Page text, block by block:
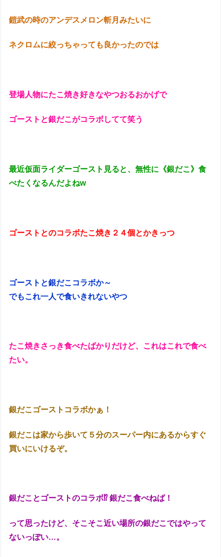
鎧武の時のアンデスメロン斬月みたいに
ネクロムに絞っちゃっても良かったのでは
登場人物にたこ焼き好きなやつおるおかげで
ゴーストと銀だこがコラボしてて笑う
最近仮面ライダーゴースト見ると、無性に《銀だこ》食
べたくなるんだよねw
ゴーストとのコラボたこ焼き２４個とかきっつ
ゴーストと銀だこコラボか～
でもこれ一人で食いきれないやつ
たこ焼きさっき食べたばかりだけど、これはこれで食べ
たい。
銀だこゴーストコラボかぁ！
銀だこは家から歩いて５分のスーパー内にあるからすぐ
買いにいけるぞ。
銀だことゴーストのコラボ⁉︎ 銀だこ食べねば！
って思ったけど、そこそこ近い場所の銀だこではやって
ないっぽい…。